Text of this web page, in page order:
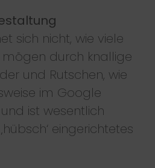
sich nicht, wie viele
durch knallige
und Rutschen, wie
im Google
ist wesentlich
eingerichtetes